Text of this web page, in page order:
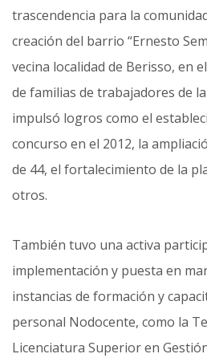
trascendencia para la
creación del barrio “Ernesto
vecina localidad de Berisso, en
de familias de trabajadores de
impulsó logros como el
concurso en el 2012, la
de 44, el fortalecimiento de la
otros.
También tuvo una activa
implementación y puesta en
instancias de formación y
personal Nodocente, como la
Licenciatura Superior en